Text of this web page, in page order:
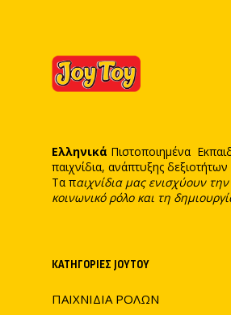
Ελληνικά Πιστοποιημένα
παιχνίδια, ανάπτυξης
Τα παιχνίδια μας ενισχύουν
κοινωνικό ρόλο και τη
ΚΑΤΗΓΟΡΊΕΣ JOYTOY
ΠΑΙΧΝΙΔΙΑ ΡΟΛΩΝ